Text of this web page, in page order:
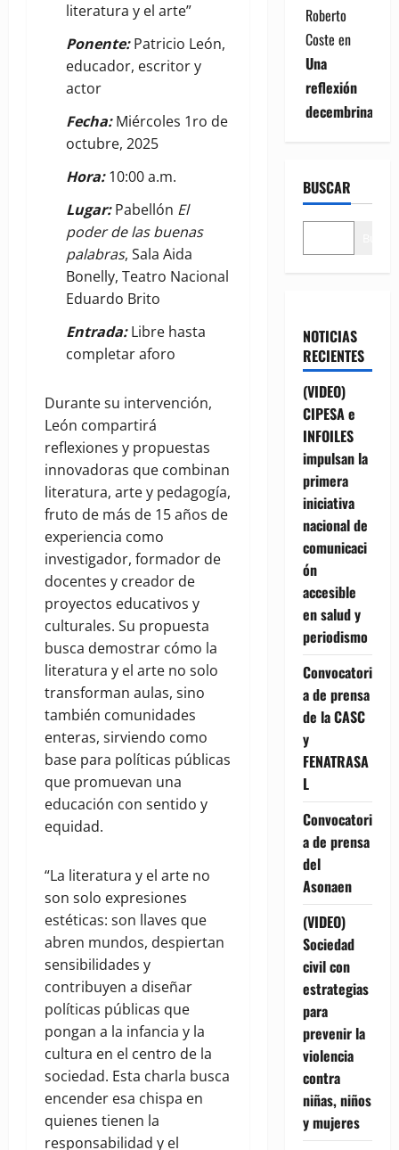
literatura y el arte”
Ponente:Patricio León,
educador, escritor y
actor
Fecha:Miércoles 1ro de
octubre, 2025
Hora:10:00 a.m.
Lugar:Pabellón El
poder de las buenas
palabras, Sala Aida
Bonelly, Teatro Nacional
Eduardo Brito
Entrada:Libre hasta
completar aforo
Durante su intervención,
León compartirá
reflexiones y propuestas
innovadoras que combinan
literatura, arte y pedagogía,
fruto de más de 15 años de
experiencia como
investigador, formador de
docentes y creador de
proyectos educativos y
culturales. Su propuesta
busca demostrar cómo la
literatura y el arte no solo
transforman aulas, sino
también comunidades
enteras, sirviendo como
base para políticas públicas
que promuevan una
educación con sentido y
equidad.
“La literatura y el arte no
son solo expresiones
estéticas: son llaves que
abren mundos, despiertan
sensibilidades y
contribuyen a diseñar
políticas públicas que
pongan a la infancia y la
cultura en el centro de la
sociedad. Esta charla busca
encender esa chispa en
quienes tienen la
responsabilidad y el
Roberto
Coste en
Una
reflexión
decembrina
BUSCAR
NOTICIAS
RECIENTES
(VIDEO)
CIPESA e
INFOILES
impulsan la
primera
iniciativa
nacional de
comunicaci
ón
accesible
en salud y
periodismo
Convocatori
a de prensa
de la CASC
y
FENATRASA
L
Convocatori
a de prensa
del
Asonaen
(VIDEO)
Sociedad
civil con
estrategias
para
prevenir la
violencia
contra
niñas, niños
y mujeres